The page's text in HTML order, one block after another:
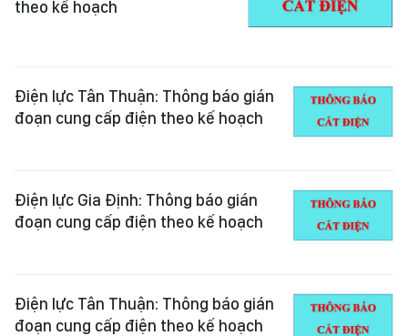
theo kế hoạch
Điện lực Tân Thuận: Thông báo gián
đoạn cung cấp điện theo kế hoạch
Điện lực Gia Định: Thông báo gián
đoạn cung cấp điện theo kế hoạch
Điện lực Tân Thuận: Thông báo gián
đoạn cung cấp điện theo kế hoạch